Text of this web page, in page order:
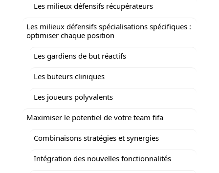
Les milieux défensifs récupérateurs
Les milieux défensifs spécialisations spécifiques :
optimiser chaque position
Les gardiens de but réactifs
Les buteurs cliniques
Les joueurs polyvalents
Maximiser le potentiel de votre team fifa
Combinaisons stratégies et synergies
Intégration des nouvelles fonctionnalités